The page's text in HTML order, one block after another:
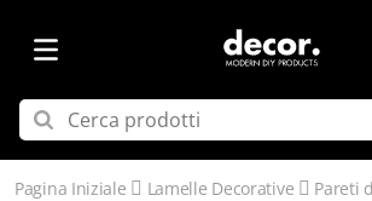
Pagina Iniziale Lamelle Decorative Pareti